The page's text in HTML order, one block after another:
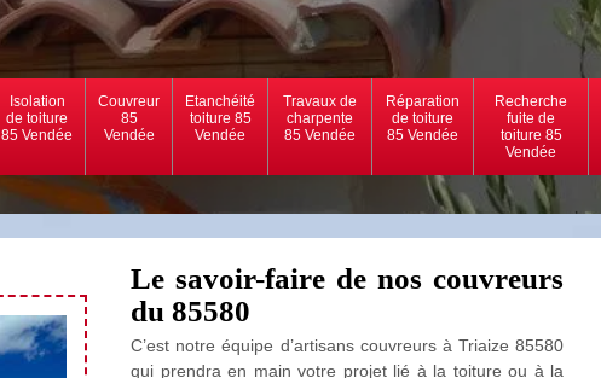
Isolation
de toiture
85 Vendée
Couvreur
85
Vendée
Etanchéité
toiture 85
Vendée
Travaux de
charpente
85 Vendée
Réparation
de toiture
85 Vendée
Recherche
fuite de
toiture 85
Vendée
Le savoir-faire de nos couvreurs
du 85580
C’est notre équipe d’artisans couvreurs à Triaize 85580
qui prendra en main votre projet lié à la toiture ou à la